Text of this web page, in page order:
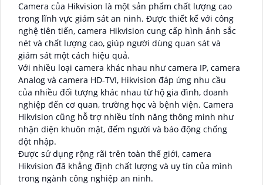
Camera của Hikvision là một sản phẩm chất lượng cao
trong lĩnh vực giám sát an ninh. Được thiết kế với công
nghệ tiên tiến, camera Hikvision cung cấp hình ảnh sắc
nét và chất lượng cao, giúp người dùng quan sát và
giám sát một cách hiệu quả.
Với nhiều loại camera khác nhau như camera IP, camera
Analog và camera HD-TVI, Hikvision đáp ứng nhu cầu
của nhiều đối tượng khác nhau từ hộ gia đình, doanh
nghiệp đến cơ quan, trường học và bệnh viện. Camera
Hikvision cũng hỗ trợ nhiều tính năng thông minh như
nhận diện khuôn mặt, đếm người và báo động chống
đột nhập.
Được sử dụng rộng rãi trên toàn thế giới, camera
Hikvision đã khẳng định chất lượng và uy tín của mình
trong ngành công nghiệp an ninh.